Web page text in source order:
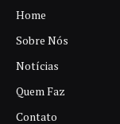
Home
Sobre Nós
Notícias
Quem Faz
Contato